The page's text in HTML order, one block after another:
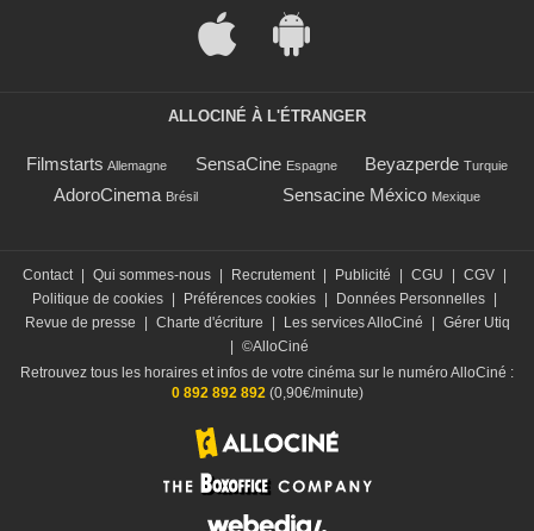
ALLOCINÉ À L'ÉTRANGER
Filmstarts Allemagne SensaCine Espagne Beyazperde Turquie
AdoroCinema Brésil Sensacine México Mexique
Contact | Qui sommes-nous | Recrutement | Publicité | CGU | CGV |
Politique de cookies | Préférences cookies | Données Personnelles |
Revue de presse
| Charte d'écriture | Les services AlloCiné | Gérer Utiq
| ©AlloCiné
Retrouvez tous les horaires et infos de votre cinéma sur le numéro AlloCiné :
0 892 892 892 (0,90€/minute)